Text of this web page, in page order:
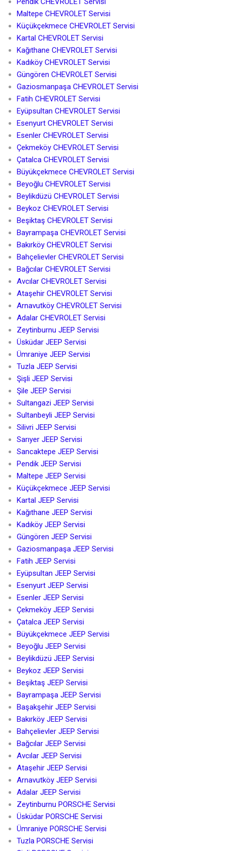
Maltepe CHEVROLET Servisi
Küçükçekmece CHEVROLET Servisi
Kartal CHEVROLET Servisi
Kağıthane CHEVROLET Servisi
Kadıköy CHEVROLET Servisi
Güngören CHEVROLET Servisi
Gaziosmanpaşa CHEVROLET Servisi
Fatih CHEVROLET Servisi
Eyüpsultan CHEVROLET Servisi
Esenyurt CHEVROLET Servisi
Esenler CHEVROLET Servisi
Çekmeköy CHEVROLET Servisi
Çatalca CHEVROLET Servisi
Büyükçekmece CHEVROLET Servisi
Beyoğlu CHEVROLET Servisi
Beylikdüzü CHEVROLET Servisi
Beykoz CHEVROLET Servisi
Beşiktaş CHEVROLET Servisi
Bayrampaşa CHEVROLET Servisi
Bakırköy CHEVROLET Servisi
Bahçelievler CHEVROLET Servisi
Bağcılar CHEVROLET Servisi
Avcılar CHEVROLET Servisi
Ataşehir CHEVROLET Servisi
Arnavutköy CHEVROLET Servisi
Adalar CHEVROLET Servisi
Zeytinburnu JEEP Servisi
Üsküdar JEEP Servisi
Ümraniye JEEP Servisi
Tuzla JEEP Servisi
Şişli JEEP Servisi
Şile JEEP Servisi
Sultangazi JEEP Servisi
Sultanbeyli JEEP Servisi
Silivri JEEP Servisi
Sarıyer JEEP Servisi
Sancaktepe JEEP Servisi
Pendik JEEP Servisi
Maltepe JEEP Servisi
Küçükçekmece JEEP Servisi
Kartal JEEP Servisi
Kağıthane JEEP Servisi
Kadıköy JEEP Servisi
Güngören JEEP Servisi
Gaziosmanpaşa JEEP Servisi
Fatih JEEP Servisi
Eyüpsultan JEEP Servisi
Esenyurt JEEP Servisi
Esenler JEEP Servisi
Çekmeköy JEEP Servisi
Çatalca JEEP Servisi
Büyükçekmece JEEP Servisi
Beyoğlu JEEP Servisi
Beylikdüzü JEEP Servisi
Beykoz JEEP Servisi
Beşiktaş JEEP Servisi
Bayrampaşa JEEP Servisi
Başakşehir JEEP Servisi
Bakırköy JEEP Servisi
Bahçelievler JEEP Servisi
Bağcılar JEEP Servisi
Avcılar JEEP Servisi
Ataşehir JEEP Servisi
Arnavutköy JEEP Servisi
Adalar JEEP Servisi
Zeytinburnu PORSCHE Servisi
Üsküdar PORSCHE Servisi
Ümraniye PORSCHE Servisi
Tuzla PORSCHE Servisi